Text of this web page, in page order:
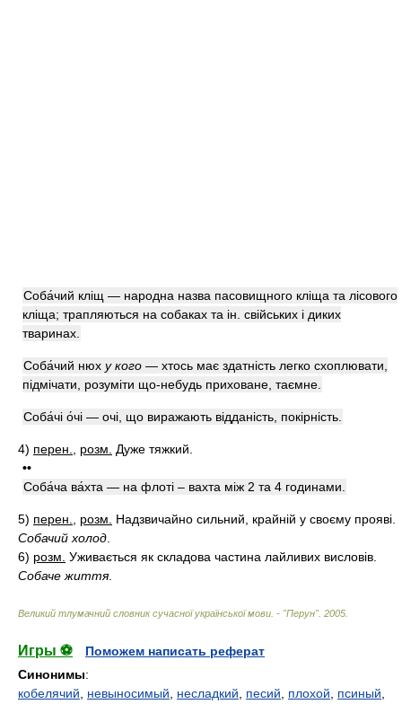
Соба́чий кліщ — народна назва пасовищного кліща та лісового
кліща; трапляються на собаках та ін. свійських і диких
тваринах.
Соба́чий нюх у кого — хтось має здатність легко схоплювати,
підмічати, розуміти що-небудь приховане, таємне.
Соба́чі о́чі — очі, що виражають відданість, покірність.
4) перен. розм.
Дуже тяжкий.
••
Соба́ча ва́хта — на флоті – вахта між 2 та 4 годинами.
5) перен. розм.
Надзвичайно сильний, крайній у своєму прояві.
Собачий холод
6) розм. Уживається як складова частина лайливих висловів.
Собаче життя.
Великий тлумачний словник сучасної української мови. - "Перун". 2005
Игры ⚽
Поможем написать реферат
Синонимы:
кобелячий
невыносимый несладкий песий плохой псиный